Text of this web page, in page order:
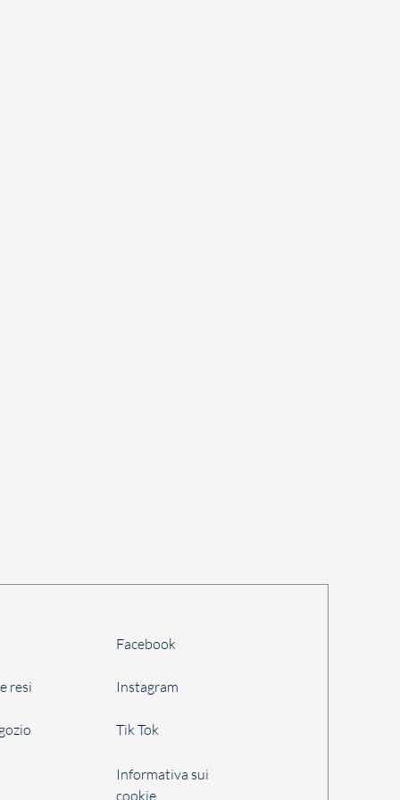
resi
Facebook
Instagram
Tik Tok
Informativa sui
cookie